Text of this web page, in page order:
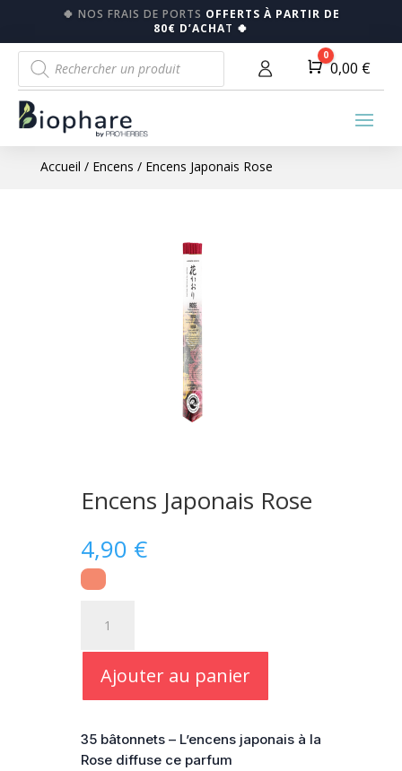
🍀 NOS FRAIS DE PORTS OFFERTS À PARTIR DE
80€ D’ACHAT 🍀
Recherche
de
produits
Panier
0
0,00 €
Accueil / Encens / Encens Japonais Rose
Encens Japonais Rose
4,90 €
Encens
Japonais
Ajouter au panier
35 bâtonnets – L’encens japonais à la
Rose diffuse ce parfum